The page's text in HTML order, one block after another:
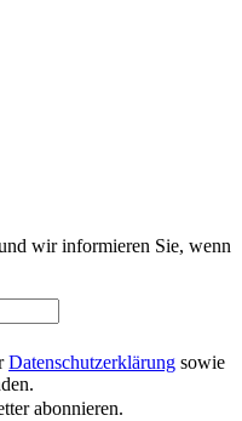
wir informieren Sie, wenn
Datenschutzerklärung sowie
abonnieren.